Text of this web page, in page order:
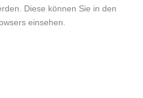
Diese können Sie in den
einsehen.